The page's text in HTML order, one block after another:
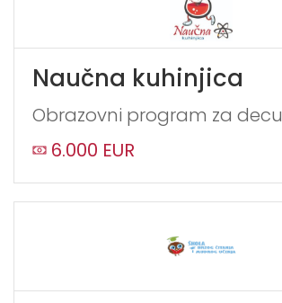
Naučna kuhinjica
Obrazovni program za decu
6.000 EUR